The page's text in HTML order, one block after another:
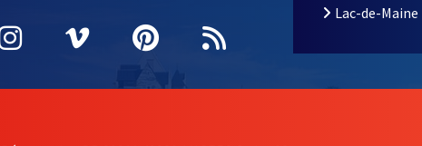
fenêtre
nouvelle fenêtre
une nouvelle fenêtre
Instagram
, Ouvre une nouvelle fenêtre
Vimeo
, Ouvre une nouvelle fenêtre
Pinterest
, Ouvre une nouvelle
Flux RSS
Lac-de-Maine